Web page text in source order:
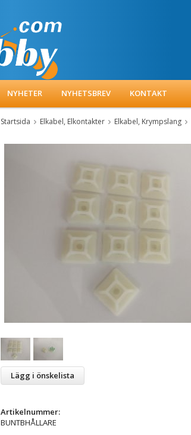
NYHETER NYHETSBREV KONTAKT
Startsida Elkabel, Elkontakter Elkabel, Krympslang
Lägg i önskelista
Artikelnummer:
BUNTBHÅLLARE